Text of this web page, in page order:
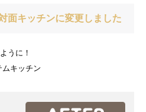
面キッチンに変更しました
うに！
キッチン